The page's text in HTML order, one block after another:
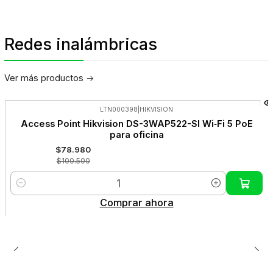
Redes inalámbricas
Ver más productos
-21%
OFF
LTN000398 HIKVISION
Access Point Hikvision DS-3WAP522-SI Wi‑Fi 5 PoE
para oficina
$78.980
$100.500
Cantidad
Comprar ahora